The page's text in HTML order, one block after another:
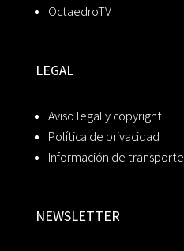
OctaedroTV
LEGAL
Aviso legal y copyright
Política de privacidad
Información de transporte
NEWSLETTER